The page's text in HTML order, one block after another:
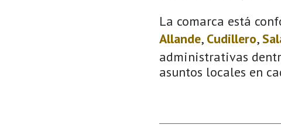
La comarca está
Allande, Cudillero,
administrativas
asuntos locales en